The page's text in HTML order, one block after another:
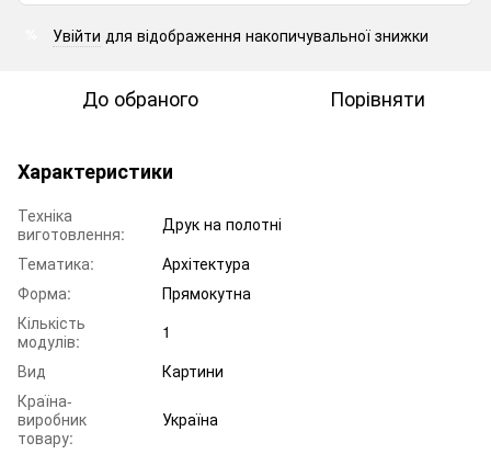
Увійти для відображення накопичувальної знижки
До обраного Порівняти
Характеристики
Техніка
виготовлення:
Друк на полотні
Тематика:
Архітектура
Форма:
Прямокутна
Кількість
модулів:
1
Вид
Картини
Країна-
виробник
товару:
Україна